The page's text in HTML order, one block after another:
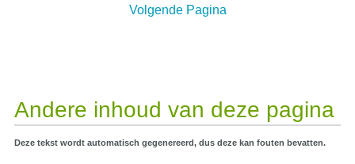
Volgende Pagina
Andere inhoud van deze pagina
Deze tekst wordt automatisch gegenereerd, dus deze kan fouten bevatten.